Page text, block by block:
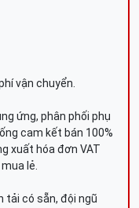
vận chuyển.
ứng, phân phối phụ
cam kết bán 100%
xuất hóa đơn VAT
lẻ.
tải có sẵn, đội ngũ